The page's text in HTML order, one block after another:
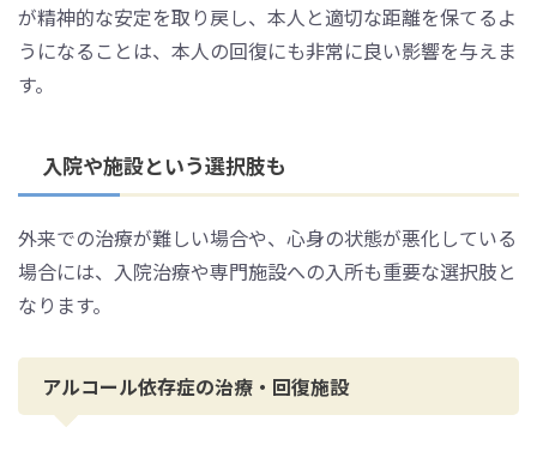
が精神的な安定を取り戻し、本人と適切な距離を保てるよ
うになることは、本人の回復にも非常に良い影響を与えま
す。
入院や施設という選択肢も
外来での治療が難しい場合や、心身の状態が悪化している
場合には、入院治療や専門施設への入所も重要な選択肢と
なります。
アルコール依存症の治療・回復施設